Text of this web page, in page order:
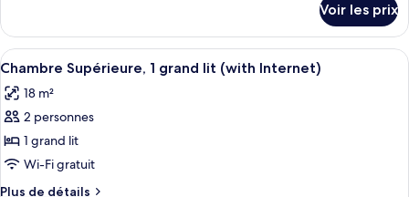
Chambre
Supérieure
avec
lits
jumeaux
(with
Internet)
le
type
de
Chambre
Supérieure
lits
jumeaux
Voir les prix
Afficher
toutes
les
photos
pour
ce
type
Une chambre d’hôtel avec un lit,
5
Chambre Supérieure, 1 grand lit (with Internet)
18 m²
2 personnes
1 grand lit
Wi-Fi gratuit
Plus de détails
Plus